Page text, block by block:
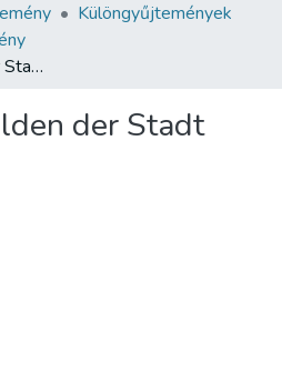
Különgyűjtemények
Vorkriegsschulden der Stadt Budapest
der Stadt